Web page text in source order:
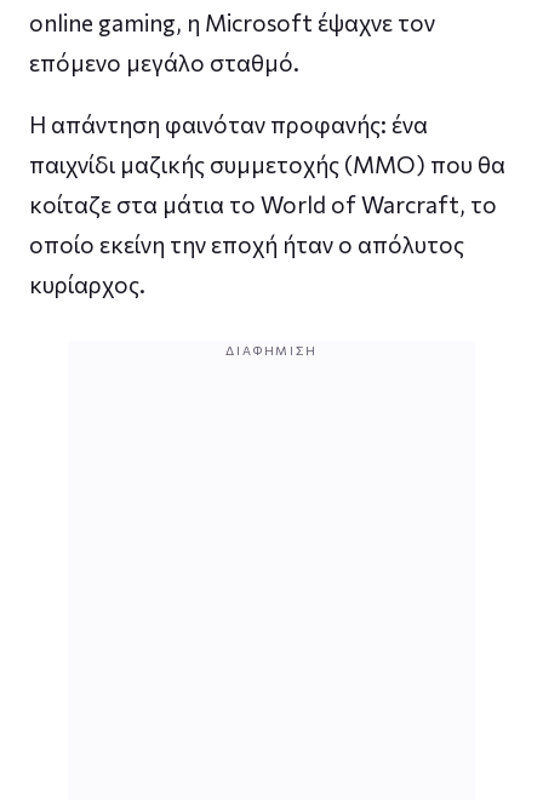
online gaming, η Microsoft έψαχνε τον
επόμενο μεγάλο σταθμό.
Η απάντηση φαινόταν προφανής: ένα
παιχνίδι μαζικής συμμετοχής (MMO) που θα
κοίταζε στα μάτια το World of Warcraft, το
οποίο εκείνη την εποχή ήταν ο απόλυτος
κυρίαρχος.
ΔΙΑΦΉΜΙΣΗ